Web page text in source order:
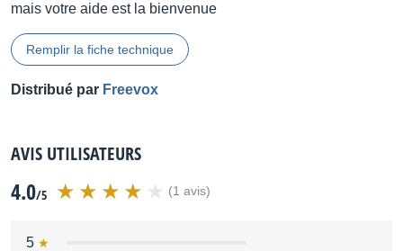
mais votre aide est la bienvenue
Remplir la fiche technique
Distribué par Freevox
AVIS UTILISATEURS
4.0/5 (1 avis)
5